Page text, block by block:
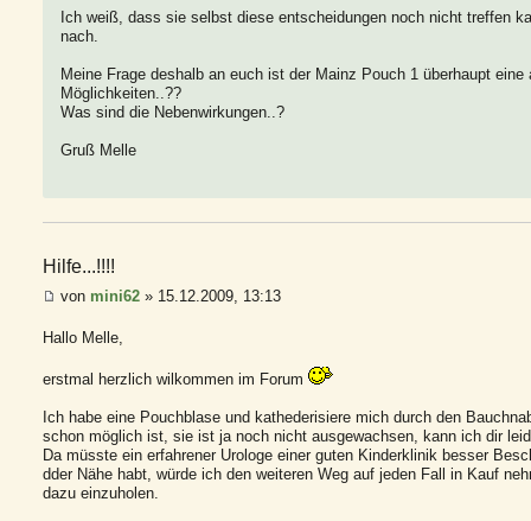
Ich weiß, dass sie selbst diese entscheidungen noch nicht treffen
nach.
Meine Frage deshalb an euch ist der Mainz Pouch 1 überhaupt
Möglichkeiten..??
Was sind die Nebenwirkungen..?
Gruß Melle
Hilfe...!!!!
von mini62 » 15.12.2009, 13:13
Hallo Melle,
erstmal herzlich wilkommen im Forum
Ich habe eine Pouchblase und kathederisiere mich durch den
schon möglich ist, sie ist ja noch nicht ausgewachsen, kann ich dir
Da müsste ein erfahrener Urologe einer guten Kinderklinik besser
dder Nähe habt, würde ich den weiteren Weg auf jeden Fall in Kauf
dazu einzuholen.